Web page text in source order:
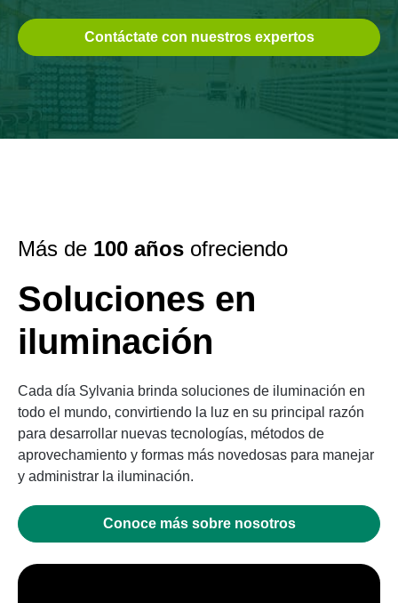
Contáctate con nuestros expertos
Más de 100 años ofreciendo
Soluciones en
iluminación
Cada día Sylvania brinda soluciones de iluminación en
todo el mundo, convirtiendo la luz en su principal razón
para desarrollar nuevas tecnologías, métodos de
aprovechamiento y formas más novedosas para manejar
y administrar la iluminación.
Conoce más sobre nosotros